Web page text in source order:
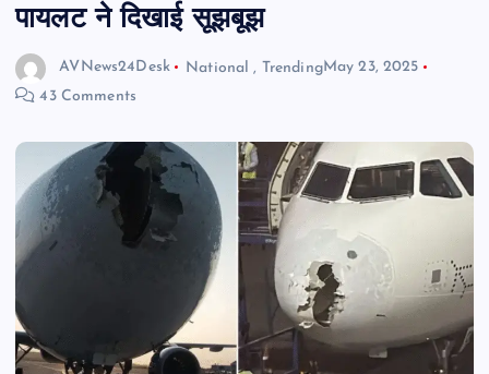
पायलट ने दिखाई सूझबूझ
AVNews24Desk National , TrendingMay 23, 2025
43 Comments